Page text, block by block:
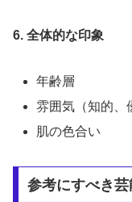
6. 全体的な印象
年齢層
雰囲気（知的、
肌の色合い
参考にすべき